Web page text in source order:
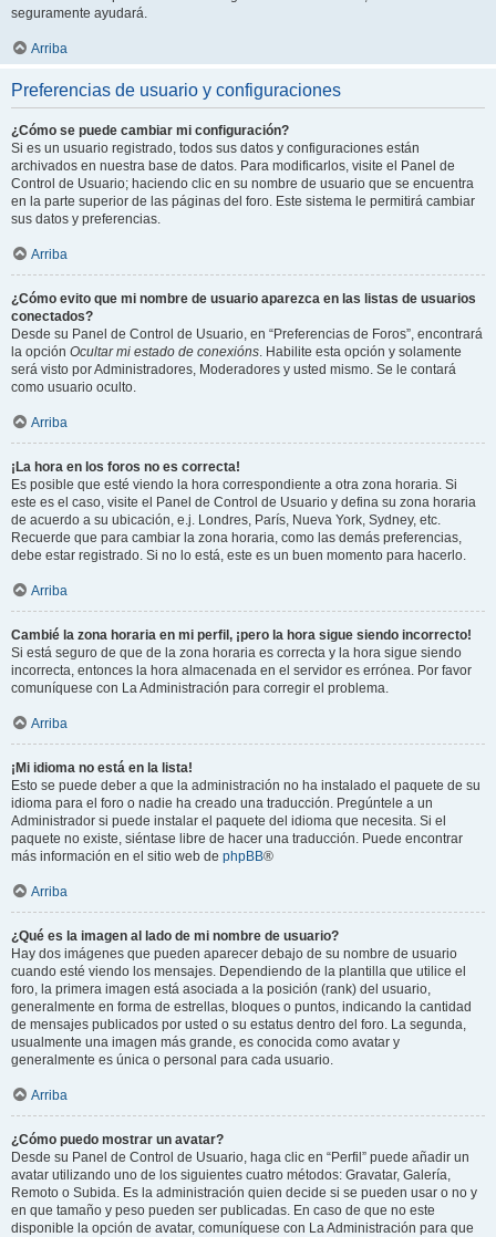
seguramente ayudará.
Arriba
Preferencias de usuario y configuraciones
¿Cómo se puede cambiar mi configuración?
Si es un usuario registrado, todos sus datos y configuraciones están
archivados en nuestra base de datos. Para modificarlos, visite el Panel de
Control de Usuario; haciendo clic en su nombre de usuario que se encuentra
en la parte superior de las páginas del foro. Este sistema le permitirá cambiar
sus datos y preferencias.
Arriba
¿Cómo evito que mi nombre de usuario aparezca en las listas de usuarios
conectados?
Desde su Panel de Control de Usuario, en “Preferencias de Foros”, encontrará
la opción Ocultar mi estado de conexións. Habilite esta opción y solamente
será visto por Administradores, Moderadores y usted mismo. Se le contará
como usuario oculto.
Arriba
¡La hora en los foros no es correcta!
Es posible que esté viendo la hora correspondiente a otra zona horaria. Si
este es el caso, visite el Panel de Control de Usuario y defina su zona horaria
de acuerdo a su ubicación, e.j. Londres, París, Nueva York, Sydney, etc.
Recuerde que para cambiar la zona horaria, como las demás preferencias,
debe estar registrado. Si no lo está, este es un buen momento para hacerlo.
Arriba
Cambié la zona horaria en mi perfil, ¡pero la hora sigue siendo incorrecto!
Si está seguro de que de la zona horaria es correcta y la hora sigue siendo
incorrecta, entonces la hora almacenada en el servidor es errónea. Por favor
comuníquese con La Administración para corregir el problema.
Arriba
¡Mi idioma no está en la lista!
Esto se puede deber a que la administración no ha instalado el paquete de su
idioma para el foro o nadie ha creado una traducción. Pregúntele a un
Administrador si puede instalar el paquete del idioma que necesita. Si el
paquete no existe, siéntase libre de hacer una traducción. Puede encontrar
más información en el sitio web de phpBB®
Arriba
¿Qué es la imagen al lado de mi nombre de usuario?
Hay dos imágenes que pueden aparecer debajo de su nombre de usuario
cuando esté viendo los mensajes. Dependiendo de la plantilla que utilice el
foro, la primera imagen está asociada a la posición (rank) del usuario,
generalmente en forma de estrellas, bloques o puntos, indicando la cantidad
de mensajes publicados por usted o su estatus dentro del foro. La segunda,
usualmente una imagen más grande, es conocida como avatar y
generalmente es única o personal para cada usuario.
Arriba
¿Cómo puedo mostrar un avatar?
Desde su Panel de Control de Usuario, haga clic en “Perfil” puede añadir un
avatar utilizando uno de los siguientes cuatro métodos: Gravatar, Galería,
Remoto o Subida. Es la administración quien decide si se pueden usar o no y
en que tamaño y peso pueden ser publicadas. En caso de que no este
disponible la opción de avatar, comuníquese con La Administración para que